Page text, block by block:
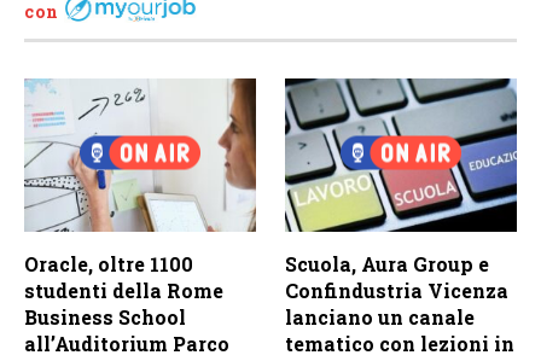
con
Oracle, oltre 1100
studenti della Rome
Business School
all’Auditorium Parco
Scuola, Aura Group e
Confindustria Vicenza
lanciano un canale
tematico con lezioni in